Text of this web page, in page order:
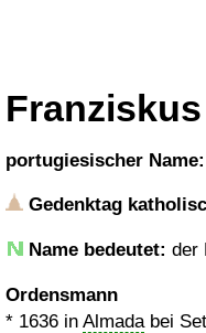
portugiesischer
Gedenktag
Name bedeutet: der
Ordensmann
* 1636 in Almadabei